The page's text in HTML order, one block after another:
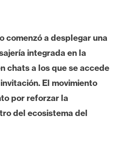
comenzó a desplegar una
integrada en la
chats a los que se accede
El movimiento
por reforzar la
del ecosistema del